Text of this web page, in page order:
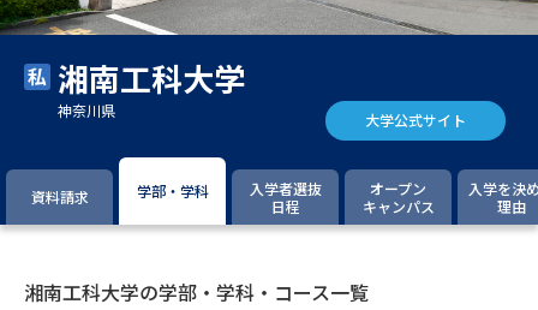
過去問題集
大学・短大以外の資料から請求
大学院の資料請求
留学・進学関連、塾・予備校
大学入学共通テスト「受験案
内」の請求
配慮案内」の請求
湘南工科大学
神奈川県 大学公式サイト
資料請求 学部・学科
入学者選抜
日程
オープン
キャンパス
入学を決
理由
湘南工科大学の学部・学科・コース一覧